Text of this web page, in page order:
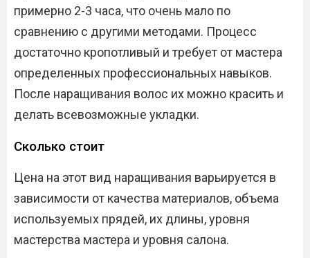
примерно 2-3 часа, что очень мало по
сравнению с другими методами. Процесс
достаточно кропотливый и требует от мастера
определенных профессиональных навыков.
После наращивания волос их можно красить и
делать всевозможные укладки.
Сколько стоит
Цена на этот вид наращивания варьируется в
зависимости от качества материалов, объема
используемых прядей, их длины, уровня
мастерства мастера и уровня салона.